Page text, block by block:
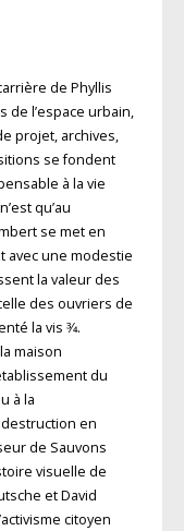
de Phyllis
de l’espace urbain,
projet, archives,
se fondent
à la vie
qu’au
se met en
avec une modestie
la valeur des
des ouvriers de
la vis 3⁄4.
maison
du
à la
en
de Sauvons
visuelle de
et David
citoyen